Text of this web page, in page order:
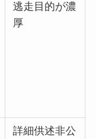
逃走目的が濃
厚
詳細供述非公